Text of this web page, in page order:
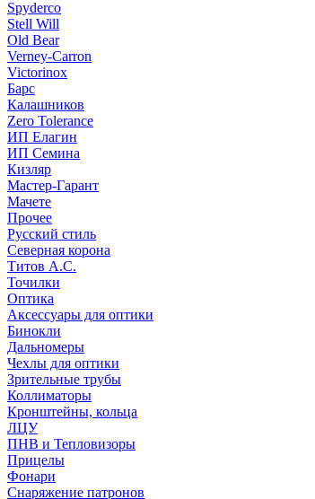
Spyderco
Stell Will
Old Bear
Verney-Carron
Victorinox
Барс
Калашников
Zero Tolerance
ИП Елагин
ИП Семина
Кизляр
Мастер-Гарант
Мачете
Прочее
Русский стиль
Северная корона
Титов А.С.
Точилки
Оптика
Аксессуары для оптики
Бинокли
Дальномеры
Чехлы для оптики
Зрительные трубы
Коллиматоры
Кронштейны, кольца
ЛЦУ
ПНВ и Тепловизоры
Прицелы
Фонари
Снаряжение патронов